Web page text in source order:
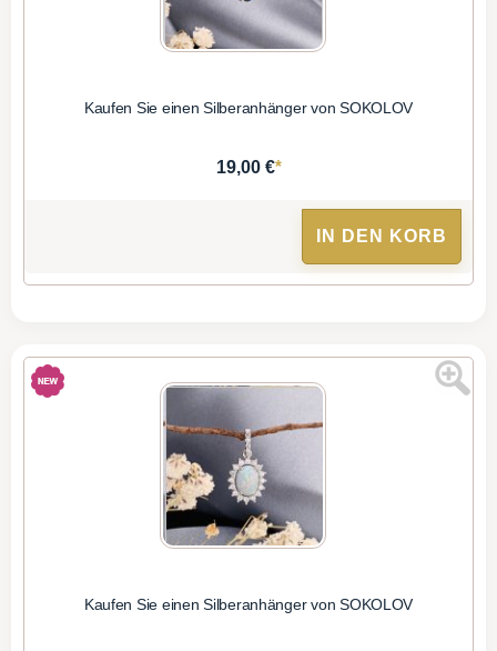
Kaufen Sie einen Silberanhänger von SOKOLOV
19,00 €*
IN DEN KORB
Kaufen Sie einen Silberanhänger von SOKOLOV